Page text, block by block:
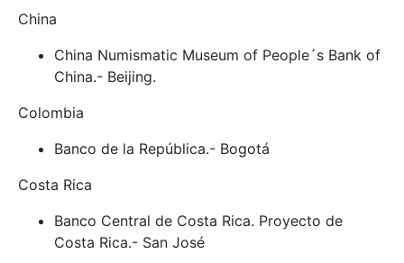
China
China Numismatic Museum of People´s Bank of
China.- Beijing.
Colombia
Banco de la República.- Bogotá
Costa Rica
Banco Central de Costa Rica. Proyecto de
Costa Rica.- San José